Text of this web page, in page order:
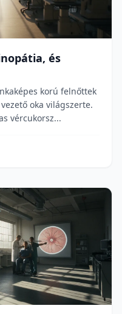
és
korú felnőttek
oka világszerte.
vércukorsz...